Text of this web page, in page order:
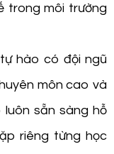
trong môi trường
hào có đội ngũ
môn cao và
luôn sẵn sàng hỗ
riêng từng học